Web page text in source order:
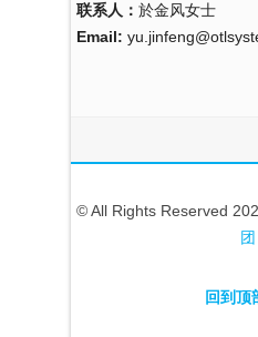
联系人： 於金风女士
Email:
© All Rights Reserved
团
回到顶